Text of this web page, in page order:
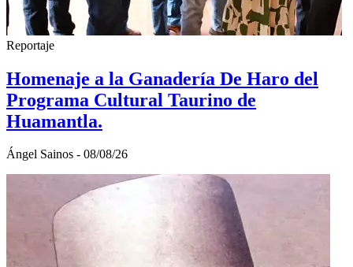
Reportaje
Homenaje a la Ganadería De Haro del
Programa Cultural Taurino de
Huamantla.
Ángel Sainos - 08/08/26